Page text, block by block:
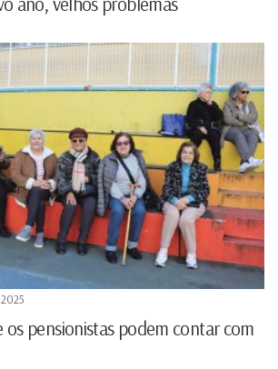
os pensionistas podem contar com